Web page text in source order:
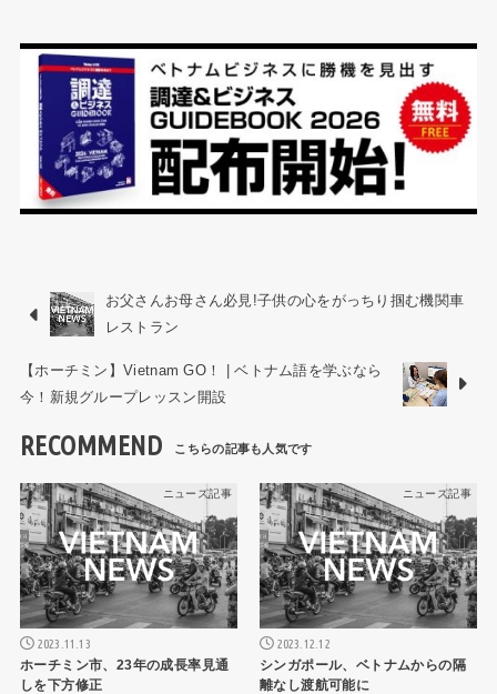
お父さんお母さん必見!子供の心をがっちり掴む機関車
レストラン
【ホーチミン】Vietnam GO！ | ベトナム語を学ぶなら
今！新規グループレッスン開設
RECOMMEND
ニュース記事
2023.11.13
ホーチミン市、23年の成長率見通
しを下方修正
ニュース記事
2023.12.12
シンガポール、ベトナムからの隔
離なし渡航可能に